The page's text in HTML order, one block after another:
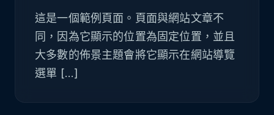
這是一個範例頁面。頁面與網站文章不
同，因為它顯示的位置為固定位置，並且
大多數的佈景主題會將它顯示在網站導覽
選單 […]